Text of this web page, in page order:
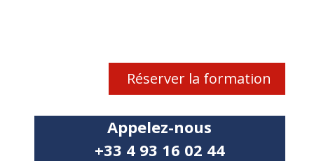
Réserver la formation
Appelez-nous
+33 4 93 16 02 44